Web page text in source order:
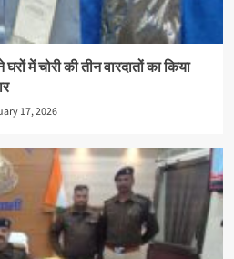
में चोरी की तीन वारदातों का किया
17, 2026